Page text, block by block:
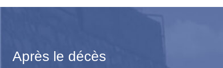
Après le décès